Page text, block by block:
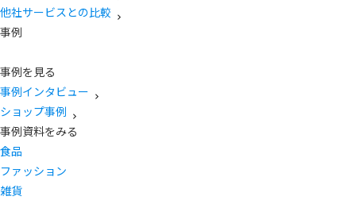
他社サービスとの比較
事例
事例を見る
事例インタビュー
ショップ事例
事例資料をみる
食品
ファッション
雑貨